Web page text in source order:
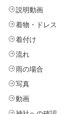
説明動画
着物・ドレス
着付け
流れ
雨の場合
写真
動画